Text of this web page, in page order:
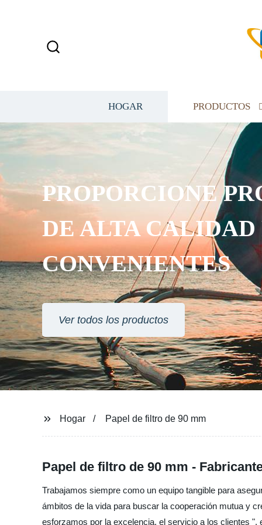
HOGAR PRODUCTOS
PROPORCIONE
DE ALTA CALIDAD
CONVENIENTES
Ver todos los productos
Hogar Papel de filtro de 90 mm
Papel de filtro de 90 mm -
Trabajamos siempre como un equipo tangible para
ámbitos de la vida para buscar la cooperación mutua y
esforzamos por la excelencia, el servicio a los clientes